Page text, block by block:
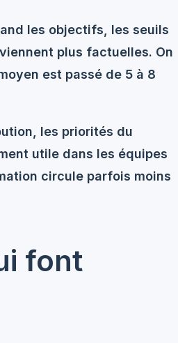
les objectifs, les seuils
plus factuelles. On
est passé de 5 à 8
les priorités du
utile dans les équipes
circule parfois moins
font